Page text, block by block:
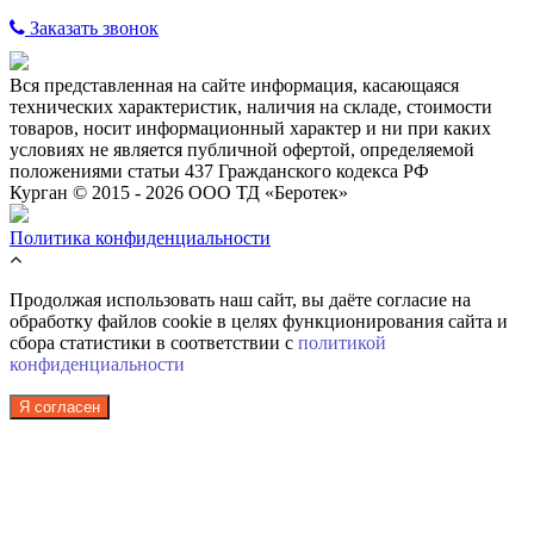
Заказать звонок
Вся представленная на сайте информация, касающаяся
технических характеристик, наличия на складе, стоимости
товаров, носит информационный характер и ни при каких
условиях не является публичной офертой, определяемой
положениями статьи 437 Гражданского кодекса РФ
Курган © 2015 - 2026 ООО ТД «Беротек»
Политика конфиденциальности
Продолжая использовать наш сайт, вы даёте согласие на
обработку файлов cookie в целях функционирования сайта и
сбора статистики в соответствии с политикой
конфиденциальности
Я согласен